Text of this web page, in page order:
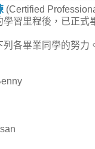
(Certified
習里程後，已正式
各畢業同學的努力